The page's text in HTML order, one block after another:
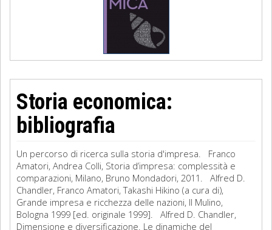
Storia economica:
bibliografia
Un percorso di ricerca sulla storia d'impresa. Franco
Amatori, Andrea Colli, Storia d’impresa: complessità e
comparazioni, Milano, Bruno Mondadori, 2011. Alfred D.
Chandler, Franco Amatori, Takashi Hikino (a cura di),
Grande impresa e ricchezza delle nazioni, Il Mulino,
Bologna 1999 [ed. originale 1999]. Alfred D. Chandler,
Dimensione e diversificazione. Le dinamiche del